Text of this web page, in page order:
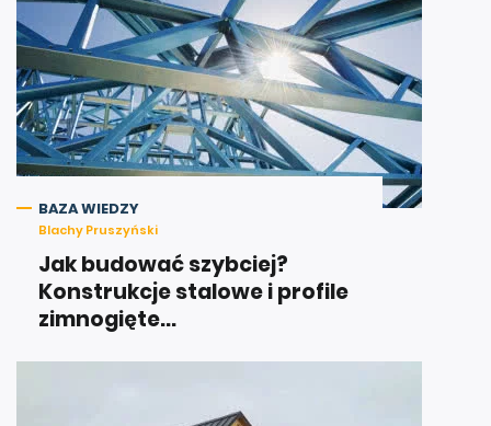
BAZA WIEDZY
Blachy Pruszyński
Jak budować szybciej?
Konstrukcje stalowe i profile
zimnogięte...